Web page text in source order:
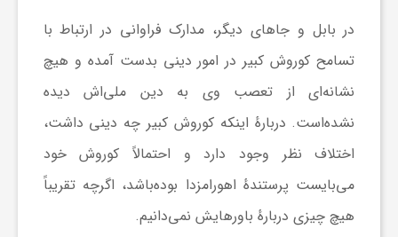
در بابل و جاهای دیگر، مدارک فراوانی در ارتباط با
تسامح کوروش کبیر در امور دینی بدست آمده و هیچ
نشانه‌ای از تعصب وی به دین ملی‌اش دیده
نشده‌است. دربارهٔ اینکه کوروش کبیر چه دینی داشت،
اختلاف نظر وجود دارد و احتمالاً کوروش خود
می‌بایست پرستندهٔ اهورامزدا بوده‌باشد، اگرچه تقریباً
هیچ چیزی دربارهٔ باورهایش نمی‌دانیم.